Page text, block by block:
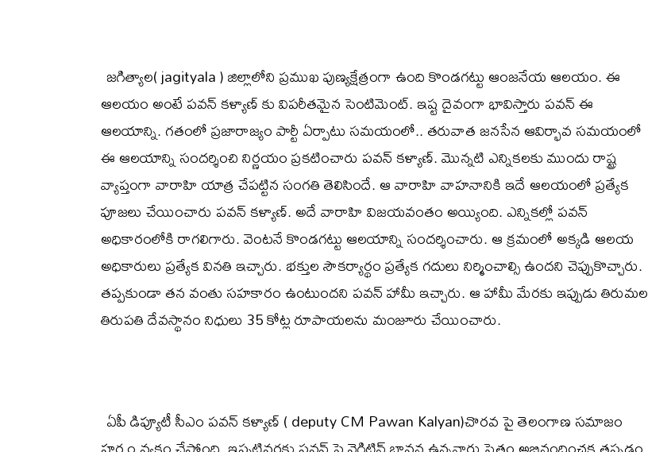
జగిత్యాల( jagityala ) జిల్లాలోని ప్రముఖ పుణ్యక్షేత్రంగా ఉంది కొండగట్టు ఆంజనేయ ఆలయం. ఈ
ఆలయం అంటే పవన్ కళ్యాణ్ కు విపరీతమైన సెంటిమెంట్. ఇష్ట దైవంగా భావిస్తారు పవన్ ఈ
ఆలయాన్ని. గతంలో ప్రజారాజ్యం పార్టీ ఏర్పాటు సమయంలో.. తరువాత జనసేన ఆవిర్భావ సమయంలో
ఈ ఆలయాన్ని సందర్శించి నిర్ణయం ప్రకటించారు పవన్ కళ్యాణ్. మొన్నటి ఎన్నికలకు ముందు రాష్ట్ర
వ్యాప్తంగా వారాహి యాత్ర చేపట్టిన సంగతి తెలిసిందే. ఆ వారాహి వాహనానికి ఇదే ఆలయంలో ప్రత్యేక
పూజలు చేయించారు పవన్ కళ్యాణ్. అదే వారాహి విజయవంతం అయ్యింది. ఎన్నికల్లో పవన్
అధికారంలోకి రాగలిగారు. వెంటనే కొండగట్టు ఆలయాన్ని సందర్శించారు. ఆ క్రమంలో అక్కడి ఆలయ
అధికారులు ప్రత్యేక వినతి ఇచ్చారు. భక్తుల సౌకర్యార్థం ప్రత్యేక గదులు నిర్మించాల్సి ఉందని చెప్పుకొచ్చారు.
తప్పకుండా తన వంతు సహకారం ఉంటుందని పవన్ హామీ ఇచ్చారు. ఆ హామీ మేరకు ఇప్పుడు తిరుమల
తిరుపతి దేవస్థానం నిధులు 35 కోట్ల రూపాయలను మంజూరు చేయించారు.
ఏపీ డిప్యూటీ సీఎం పవన్ కళ్యాణ్ ( deputy CM Pawan Kalyan)చొరవ పై తెలంగాణ సమాజం